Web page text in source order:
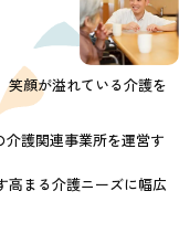
笑顔が溢れている介護を
介護関連事業所を運営す
高まる介護ニーズに幅広